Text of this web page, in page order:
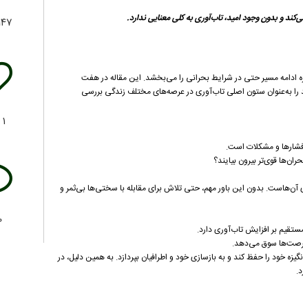
و بدون وجود امید، تاب‌آوری به کلی معنایی ندارد.
ادامه مسیر حتی در شرایط بحرانی را می‌بخشد. این مقاله در هفت
را به‌عنوان ستون اصلی تاب‌آوری در عرصه‌های مختلف زندگی بررسی
فشارها و مشکلات است.
قوی‌تر بیرون بیایند؟
آن‌هاست. بدون این باور مهم، حتی تلاش برای مقابله با سختی‌ها بی‌ثمر و
بر افزایش تاب‌آوری دارد.
فرصت‌ها سوق می‌دهد.
را حفظ کند و به بازسازی خود و اطرافیان بپردازد. به همین دلیل، در
۱